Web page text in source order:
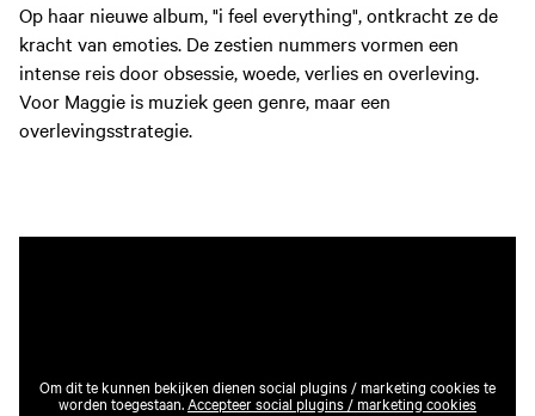
Op haar nieuwe album, "i feel everything", ontkracht ze de
kracht van emoties. De zestien nummers vormen een
intense reis door obsessie, woede, verlies en overleving.
Voor Maggie is muziek geen genre, maar een
overlevingsstrategie.
Om dit te kunnen bekijken dienen social plugins / marketing cookies te
worden toegestaan.Accepteer social plugins / marketing cookies